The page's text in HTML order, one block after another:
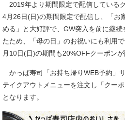
2019年より期間限定で配信している
4月26日(日)の期間限定で配信し、「お
める」と大好評で、GW突入を前に継
たため、「母の日」のお祝いにも利用
月10日(日)の期間も20%OFFクーポンが
かっぱ寿司「お持ち帰りWEB予約」
テイクアウトメニューを注文し「クー
となります。